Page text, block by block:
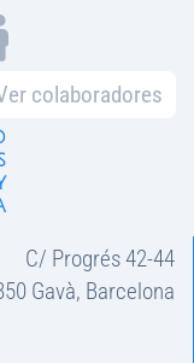
colaboradores
C/ Progrés 42-44
Gavà, Barcelona